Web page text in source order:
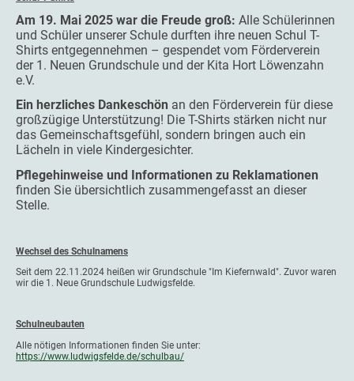
Am 19. Mai 2025 war die Freude groß: Alle Schülerinnen
und Schüler unserer Schule durften ihre neuen Schul T-
Shirts entgegennehmen – gespendet vom Förderverein
der 1. Neuen Grundschule und der Kita Hort Löwenzahn
e.V.
Ein herzliches Dankeschön an den Förderverein für diese
großzügige Unterstützung! Die T-Shirts stärken nicht nur
das Gemeinschaftsgefühl, sondern bringen auch ein
Lächeln in viele Kindergesichter.
Pflegehinweise und Informationen zu Reklamationen
finden Sie übersichtlich zusammengefasst an dieser
Stelle.
Wechsel des Schulnamens
Seit dem 22.11.2024 heißen wir Grundschule "Im Kiefernwald". Zuvor waren
wir die 1. Neue Grundschule Ludwigsfelde.
Schulneubauten
Alle nötigen Informationen finden Sie unter:
https://www.ludwigsfelde.de/schulbau/